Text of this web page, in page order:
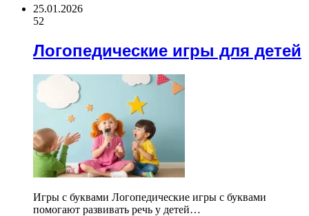
25.01.2026
52
Логопедические игры для детей
Игры с буквами Логопедические игры с буквами
помогают развивать речь у детей…